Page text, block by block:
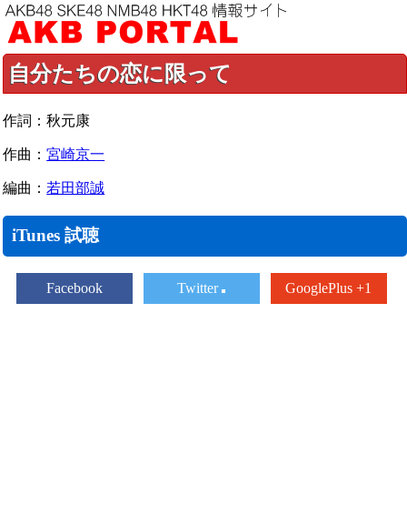
自分たちの恋に限って
作詞：秋元康
作曲：宮崎京一
編曲： 若田部誠
iTunes 試聴
Facebook Twitter GooglePlus +1